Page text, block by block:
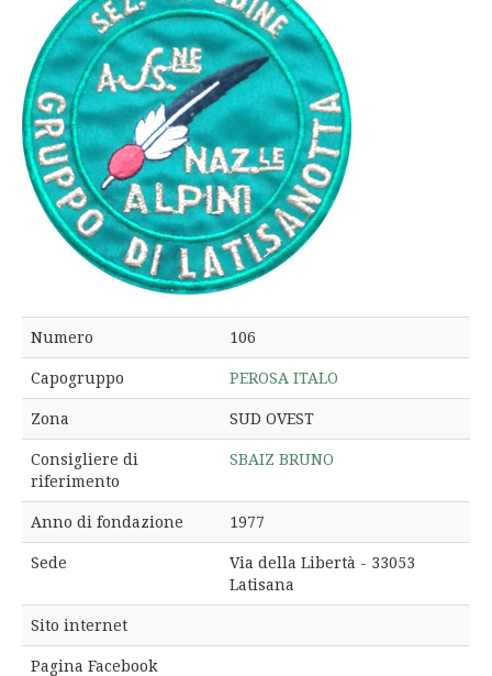
Numero 106
Capogruppo PEROSA ITALO
Zona SUD OVEST
Consigliere di
riferimento
SBAIZ BRUNO
Anno di fondazione 1977
Sede
Via della Libertà - 33053
Latisana
Sito internet
Pagina Facebook